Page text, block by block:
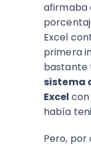
afirmaba
Excel
primera
bastante
sistema
Excel
había
Pero, por